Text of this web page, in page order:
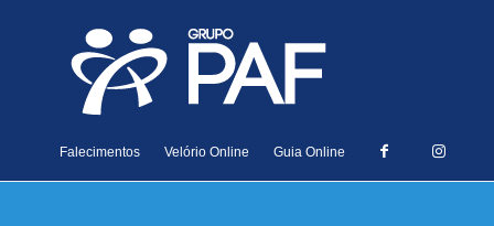
Falecimentos Velório Online Guia Online